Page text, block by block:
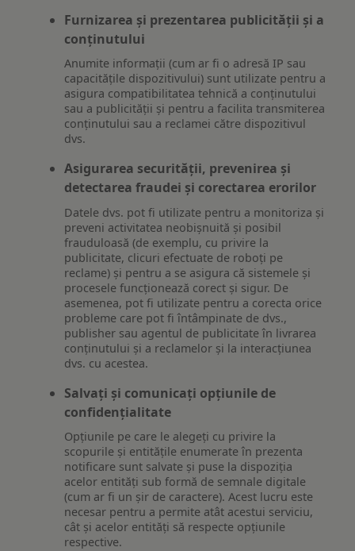
Furnizarea și prezentarea publicității și a
conținutului
Anumite informații (cum ar fi o adresă IP sau
capacitățile dispozitivului) sunt utilizate pentru a
asigura compatibilitatea tehnică a conținutului
sau a publicității și pentru a facilita transmiterea
conținutului sau a reclamei către dispozitivul
dvs.
Asigurarea securității, prevenirea și
detectarea fraudei și corectarea erorilor
Datele dvs. pot fi utilizate pentru a monitoriza și
preveni activitatea neobișnuită și posibil
frauduloasă (de exemplu, cu privire la
publicitate, clicuri efectuate de roboți pe
reclame) și pentru a se asigura că sistemele și
procesele funcționează corect și sigur. De
asemenea, pot fi utilizate pentru a corecta orice
probleme care pot fi întâmpinate de dvs.,
publisher sau agentul de publicitate în livrarea
conținutului și a reclamelor și la interacțiunea
dvs. cu acestea.
Salvați și comunicați opțiunile de
confidențialitate
Opțiunile pe care le alegeți cu privire la
scopurile și entitățile enumerate în prezenta
notificare sunt salvate și puse la dispoziția
acelor entități sub formă de semnale digitale
(cum ar fi un șir de caractere). Acest lucru este
necesar pentru a permite atât acestui serviciu,
cât și acelor entități să respecte opțiunile
respective.